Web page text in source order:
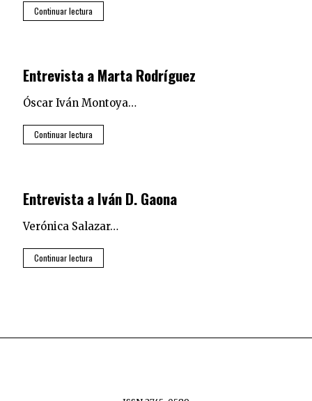
Continuar lectura
Entrevista a Marta Rodríguez
Óscar Iván Montoya…
Continuar lectura
Entrevista a Iván D. Gaona
Verónica Salazar…
Continuar lectura